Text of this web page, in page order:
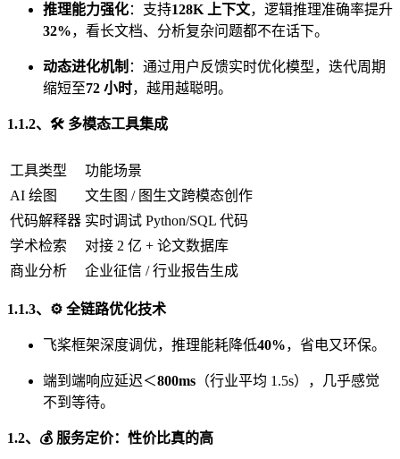
推理能力强化：支持128K 上下文，逻辑推理准确率提升
32%，看长文档、分析复杂问题都不在话下。
动态进化机制 ：通过用户反馈实时优化模型，迭代周期
缩短至72 小时，越用越聪明。
1.1.2、🛠️ 多模态工具集成
工具类型
功能场景
AI 绘图
文生图 / 图生文跨模态创作
代码解释器 实时调试 Python/SQL 代码
学术检索
对接 2 亿 + 论文数据库
商业分析
企业征信 / 行业报告生成
1.1.3、⚙️ 全链路优化技术
飞桨框架深度调优，推理能耗降低40%，省电又环保。
端到端响应延迟＜800ms （行业平均 1.5s），几乎感觉
不到等待。
1.2、💰 服务定价：性价比真的高